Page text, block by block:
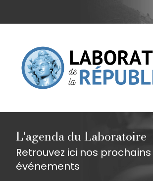
L'agenda du Laboratoire
Retrouvez ici nos prochains
événements